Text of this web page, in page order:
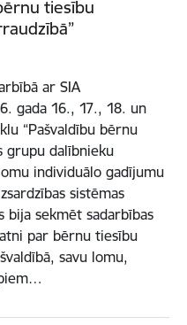
tiesību
ar SIA
gada 16., 17., 18. un
“Pašvaldību bērnu
grupu dalībnieku
individuālo gadījumu
sistēmas
bija sekmēt sadarbības
par bērnu tiesību
savu lomu,